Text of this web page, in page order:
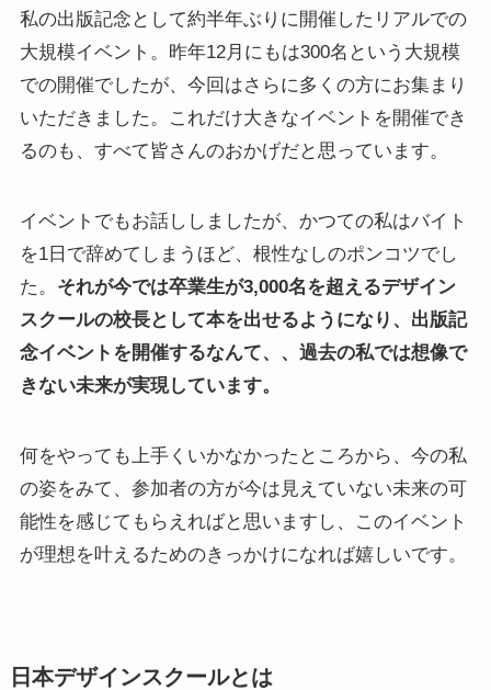
私の出版記念として約半年ぶりに開催したリアルでの
大規模イベント。昨年12月にもは300名という大規模
での開催でしたが、今回はさらに多くの方にお集まり
いただきました。これだけ大きなイベントを開催でき
るのも、すべて皆さんのおかげだと思っています。
イベントでもお話ししましたが、かつての私はバイト
を1日で辞めてしまうほど、根性なしのポンコツでし
た。 それが今では卒業生が3,000名を超えるデザイン
スクールの校長として本を出せるようになり、出版記
念イベントを開催するなんて、、過去の私では想像で
きない未来が実現しています。
何をやっても上手くいかなかったところから、今の私
の姿をみて、参加者の方が今は見えていない未来の可
能性を感じてもらえればと思いますし、このイベント
が理想を叶えるためのきっかけになれば嬉しいです。
日本デザインスクールとは